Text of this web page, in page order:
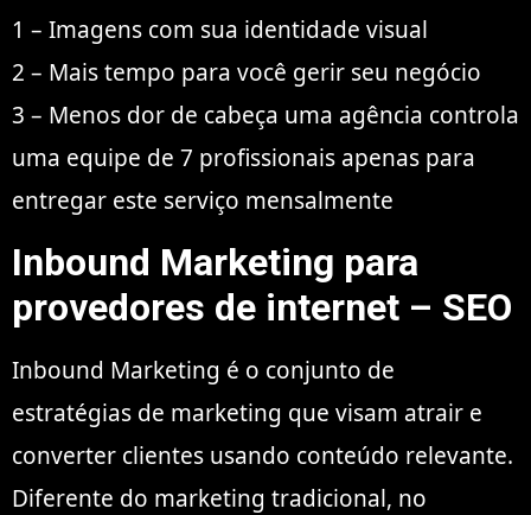
1 – Imagens com sua identidade visual
2 – Mais tempo para você gerir seu negócio
3 – Menos dor de cabeça uma agência controla
uma equipe de 7 profissionais apenas para
entregar este serviço mensalmente
Inbound Marketing para
provedores de internet – SEO
Inbound Marketing é o conjunto de
estratégias de marketing que visam atrair e
converter clientes usando conteúdo relevante.
Diferente do marketing tradicional, no